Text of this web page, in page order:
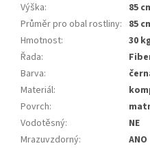
Výška:
85
Průměr pro obal rostliny: 85
Hmotnost:
30
Řada:
Barva:
Materiál:
Povrch:
Vodotěsný:
NE
Mrazuvzdorný:
ANO